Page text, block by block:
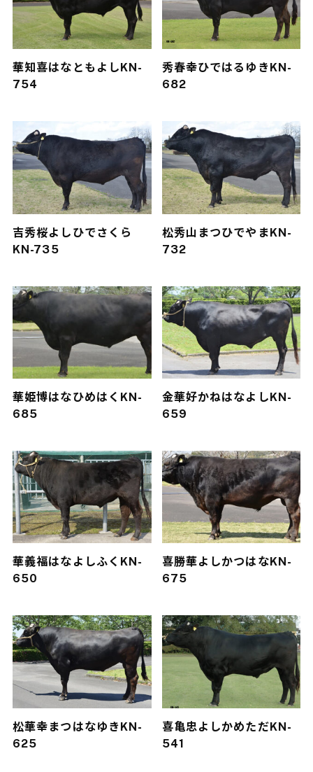
華知喜はなともよし KN-
754
秀春幸ひではるゆき KN-
682
吉秀桜よしひでさくら
KN-735
松秀山 まつひでやまKN-
732
華姫博はなひめはく KN-
685
金華好かねはなよしKN-
659
華義福はなよしふく KN-
650
喜勝華よしかつはな KN-
675
松華幸 まつはなゆきKN-
625
喜亀忠よしかめただKN-
541